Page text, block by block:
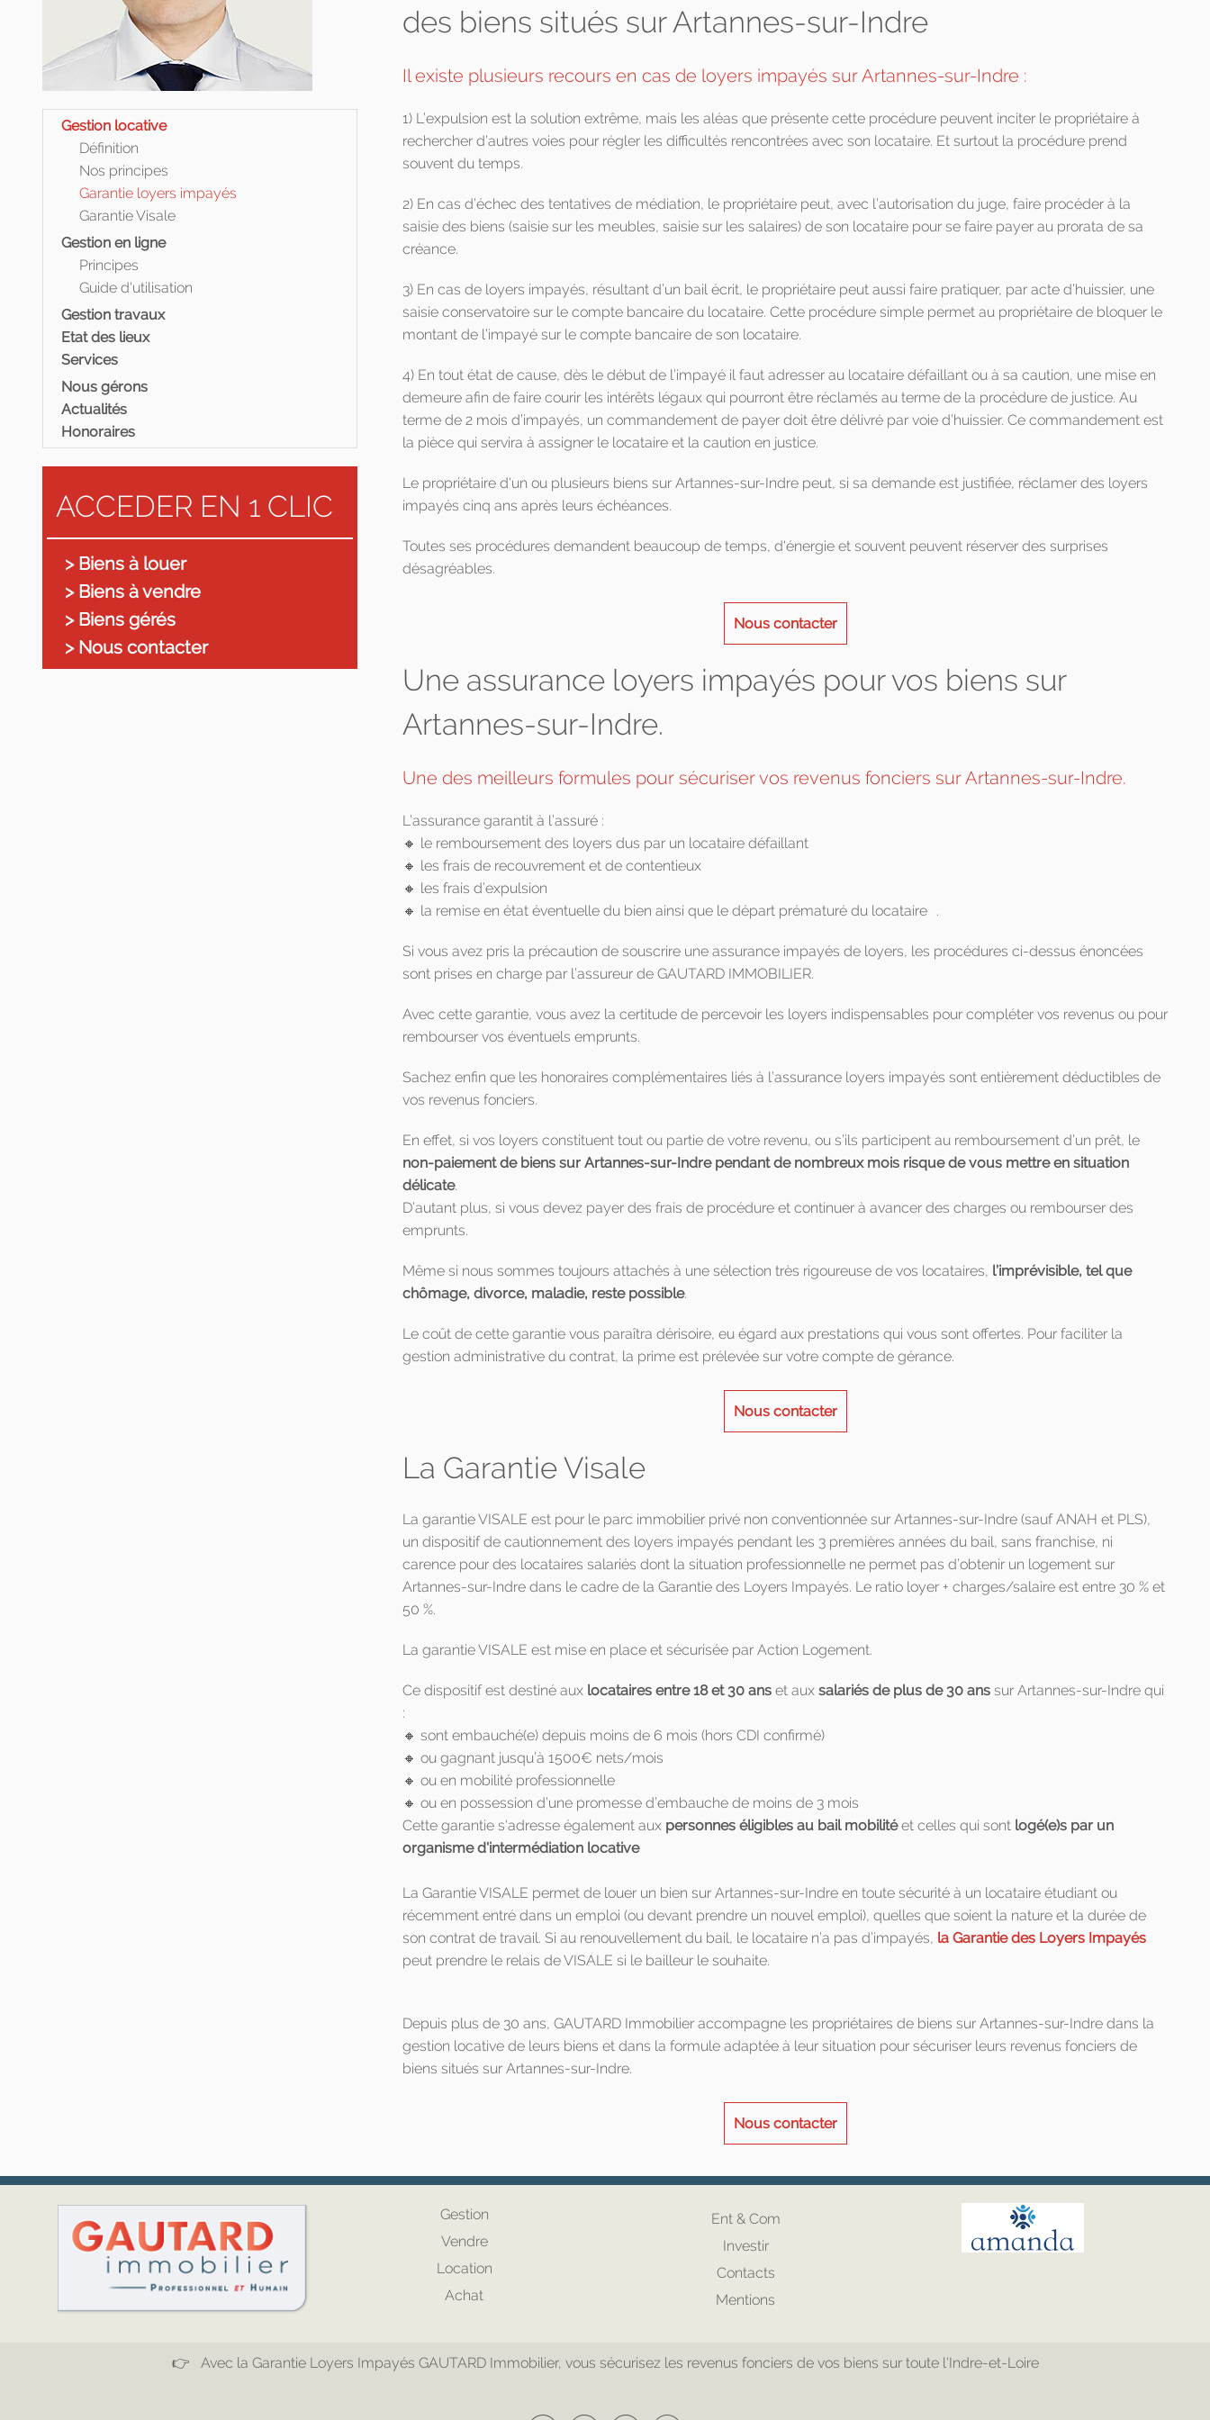
Gestion locative
Définition
Nos principes
Garantie loyers impayés
Garantie Visale
Gestion en ligne
Principes
Guide d'utilisation
Gestion travaux
Etat des lieux
Services
Nous gérons
Actualités
Honoraires
ACCEDER EN 1 CLIC
> Biens à louer
> Biens à vendre
> Biens gérés
> Nous contacter
des biens situés sur Artannes-sur-Indre
Il existe plusieurs recours en cas de loyers impayés sur Artannes-sur-Indre :
1) L’expulsion est la solution extrême, mais les aléas que présente cette procédure peuvent inciter le propriétaire à
rechercher d’autres voies pour régler les difficultés rencontrées avec son locataire. Et surtout la procédure prend
souvent du temps.
2) En cas d’échec des tentatives de médiation, le propriétaire peut, avec l’autorisation du juge, faire procéder à la
saisie des biens (saisie sur les meubles, saisie sur les salaires) de son locataire pour se faire payer au prorata de sa
créance.
3) En cas de loyers impayés, résultant d’un bail écrit, le propriétaire peut aussi faire pratiquer, par acte d’huissier, une
saisie conservatoire sur le compte bancaire du locataire. Cette procédure simple permet au propriétaire de bloquer le
montant de l’impayé sur le compte bancaire de son locataire.
4) En tout état de cause, dès le début de l’impayé il faut adresser au locataire défaillant ou à sa caution, une mise en
demeure afin de faire courir les intérêts légaux qui pourront être réclamés au terme de la procédure de justice. Au
terme de 2 mois d’impayés, un commandement de payer doit être délivré par voie d’huissier. Ce commandement est
la pièce qui servira à assigner le locataire et la caution en justice.
Le propriétaire d'un ou plusieurs biens sur Artannes-sur-Indre peut, si sa demande est justifiée, réclamer des loyers
impayés cinq ans après leurs échéances.
Toutes ses procédures demandent beaucoup de temps, d'énergie et souvent peuvent réserver des surprises
désagréables.
Nous contacter
Une assurance loyers impayés pour vos biens sur
Artannes-sur-Indre.
Une des meilleurs formules pour sécuriser vos revenus fonciers sur Artannes-sur-Indre.
L’assurance garantit à l’assuré :
🔸 le remboursement des loyers dus par un locataire défaillant
🔸 les frais de recouvrement et de contentieux
🔸 les frais d’expulsion
🔸 la remise en état éventuelle du bien ainsi que le départ prématuré du locataire .
Si vous avez pris la précaution de souscrire une assurance impayés de loyers, les procédures ci-dessus énoncées
sont prises en charge par l’assureur de GAUTARD IMMOBILIER.
Avec cette garantie, vous avez la certitude de percevoir les loyers indispensables pour compléter vos revenus ou pour
rembourser vos éventuels emprunts.
Sachez enfin que les honoraires complémentaires liés à l’assurance loyers impayés sont entièrement déductibles de
vos revenus fonciers.
En effet, si vos loyers constituent tout ou partie de votre revenu, ou s’ils participent au remboursement d’un prêt, le
non-paiement de biens sur Artannes-sur-Indre pendant de nombreux mois risque de vous mettre en situation
délicate.
D’autant plus, si vous devez payer des frais de procédure et continuer à avancer des charges ou rembourser des
emprunts.
Même si nous sommes toujours attachés à une sélection très rigoureuse de vos locataires, l’imprévisible, tel que
chômage, divorce, maladie, reste possible.
Le coût de cette garantie vous paraîtra dérisoire, eu égard aux prestations qui vous sont offertes. Pour faciliter la
gestion administrative du contrat, la prime est prélevée sur votre compte de gérance.
Nous contacter
La Garantie Visale
La garantie VISALE est pour le parc immobilier privé non conventionnée sur Artannes-sur-Indre (sauf ANAH et PLS),
un dispositif de cautionnement des loyers impayés pendant les 3 premières années du bail, sans franchise, ni
carence pour des locataires salariés dont la situation professionnelle ne permet pas d’obtenir un logement sur
Artannes-sur-Indre dans le cadre de la Garantie des Loyers Impayés. Le ratio loyer + charges/salaire est entre 30 % et
50 %.
La garantie VISALE est mise en place et sécurisée par Action Logement.
Ce dispositif est destiné aux locataires entre 18 et 30 ans et aux salariés de plus de 30 ans sur Artannes-sur-Indre qui
:
🔸 sont embauché(e) depuis moins de 6 mois (hors CDI confirmé)
🔸 ou gagnant jusqu’à 1500€ nets/mois
🔸 ou en mobilité professionnelle
🔸 ou en possession d’une promesse d’embauche de moins de 3 mois
Cette garantie s'adresse également aux personnes éligibles au bail mobilitéet celles qui sont logé(e)s par un
organisme d'intermédiation locative
La Garantie VISALE permet de louer un bien sur Artannes-sur-Indre en toute sécurité à un locataire étudiant ou
récemment entré dans un emploi (ou devant prendre un nouvel emploi), quelles que soient la nature et la durée de
son contrat de travail. Si au renouvellement du bail, le locataire n’a pas d’impayés, la Garantie des Loyers Impayés
peut prendre le relais de VISALE si le bailleur le souhaite.
Depuis plus de 30 ans, GAUTARD Immobilier accompagne les propriétaires de biens sur Artannes-sur-Indre dans la
gestion locative de leurs biens et dans la formule adaptée à leur situation pour sécuriser leurs revenus fonciers de
biens situés sur Artannes-sur-Indre.
Nous contacter
Gestion
Vendre
Location
Achat
Ent & Com
Investir
Contacts
Mentions
👉 Avec la Garantie Loyers Impayés GAUTARD Immobilier, vous sécurisez les revenus fonciers de vos biens sur toute l'Indre-et-Loire